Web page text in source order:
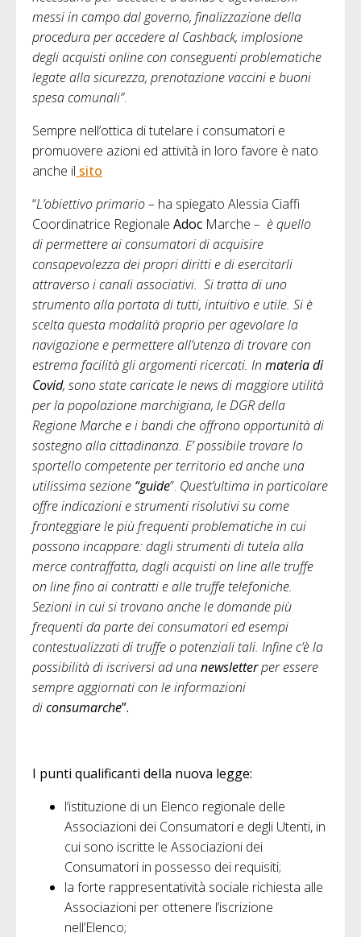
messi in campo dal governo, finalizzazione della
procedura per accedere al Cashback, implosione
degli acquisti online con conseguenti problematiche
legate alla sicurezza, prenotazione vaccini e buoni
spesa comunali”.
Sempre nell’ottica di tutelare i consumatori e
promuovere azioni ed attività in loro favore è nato
anche il sito
“L’obiettivo primario – ha spiegato Alessia Ciaffi
Coordinatrice Regionale Adoc Marche – è quello
di permettere ai consumatori di acquisire
consapevolezza dei propri diritti e di esercitarli
attraverso i canali associativi. Si tratta di uno
strumento alla portata di tutti, intuitivo e utile. Si è
scelta questa modalità proprio per agevolare la
navigazione e permettere all’utenza di trovare con
estrema facilità gli argomenti ricercati. In materia di
Covid, sono state caricate le news di maggiore utilità
per la popolazione marchigiana, le DGR della
Regione Marche e i bandi che offrono opportunità di
sostegno alla cittadinanza. E’ possibile trovare lo
sportello competente per territorio ed anche una
utilissima sezione “guide”. Quest’ultima in particolare
offre indicazioni e strumenti risolutivi su come
fronteggiare le più frequenti problematiche in cui
possono incappare: dagli strumenti di tutela alla
merce contraffatta, dagli acquisti on line alle truffe
on line fino ai contratti e alle truffe telefoniche.
Sezioni in cui si trovano anche le domande più
frequenti da parte dei consumatori ed esempi
contestualizzati di truffe o potenziali tali. Infine c’è la
possibilità di iscriversi ad unanewsletterper essere
sempre aggiornati con le informazioni
diconsumarche”.
I punti qualificanti della nuova legge:
l’istituzione di un Elenco regionale delle
Associazioni dei Consumatori e degli Utenti, in
cui sono iscritte le Associazioni dei
Consumatori in possesso dei requisiti;
la forte rappresentatività sociale richiesta alle
Associazioni per ottenere l’iscrizione
nell’Elenco;